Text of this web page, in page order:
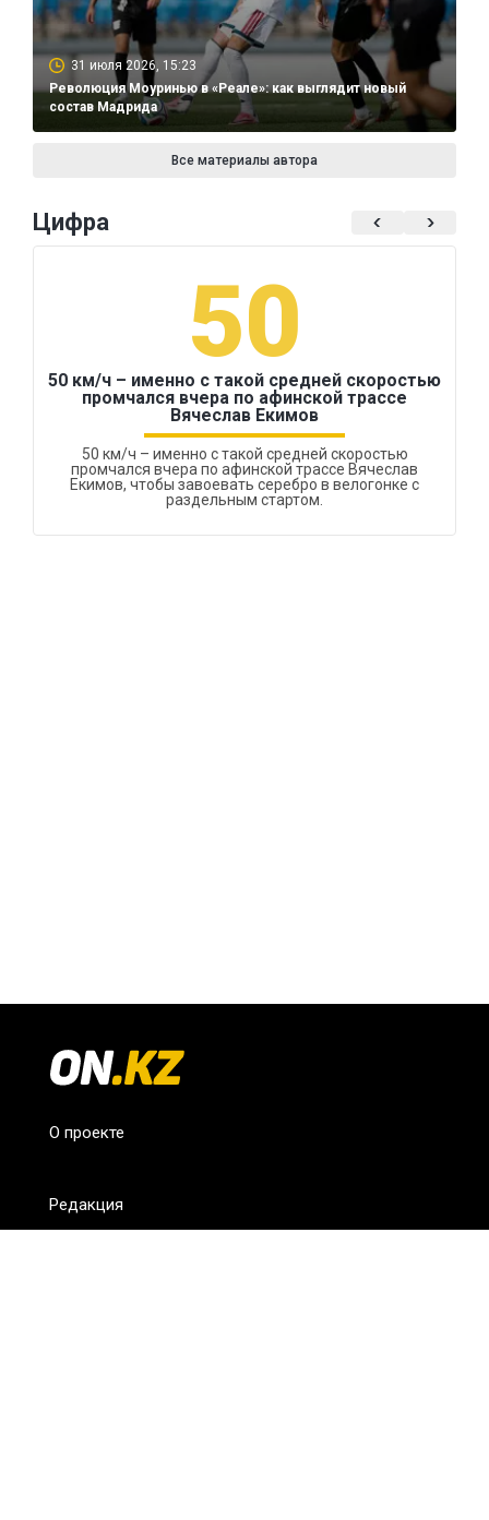
31 июля 2026, 15:23
Революция Моуринью в «Реале»: как выглядит новый
состав Мадрида
Все материалы автора
Цифра
50
50 км/ч – именно с такой средней скоростью
промчался вчера по афинской трассе
Вячеслав Екимов
50 км/ч – именно с такой средней скоростью
промчался вчера по афинской трассе Вячеслав
Екимов, чтобы завоевать серебро в велогонке с
раздельным стартом.
О проекте
Редакция